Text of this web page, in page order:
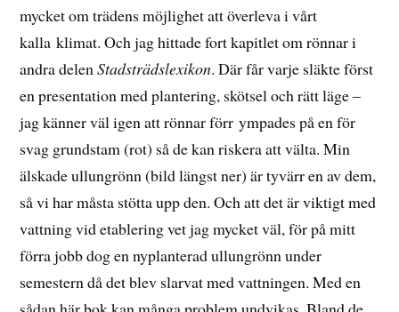
mycket om trädens möjlighet att överleva i vårt
kalla klimat. Och jag hittade fort kapitlet om rönnar i
andra delenStadsträdslexikon. Där får varje släkte först
en presentation med plantering, skötsel och rätt läge –
jag känner väl igen att rönnar förr ympades på en för
svag grundstam (rot) så de kan riskera att välta. Min
älskade ullungrönn (bild längst ner) är tyvärr en av dem,
så vi har måsta stötta upp den. Och att det är viktigt med
vattning vid etablering vet jag mycket väl, för på mitt
förra jobb dog en nyplanterad ullungrönn under
semestern då det blev slarvat med vattningen. Med en